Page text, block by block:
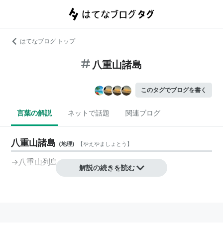
はてなブログ トップ
八重山諸島
このタグでブログを書く
言葉の解説 ネットで話題 関連ブログ
八重山諸島 (地理) 【やえやましょとう 】
→八重山列島
解説の続きを読む